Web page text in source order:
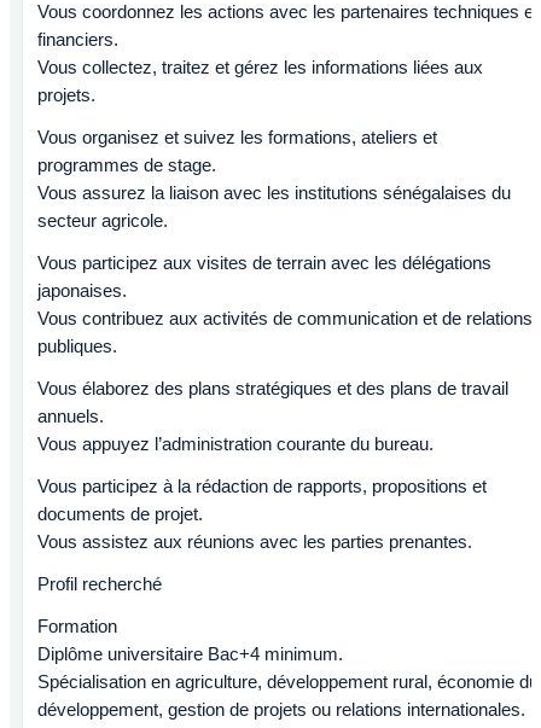
Vous coordonnez les actions avec les partenaires techniques et
financiers.
Vous collectez, traitez et gérez les informations liées aux
projets.
Vous organisez et suivez les formations, ateliers et
programmes de stage.
Vous assurez la liaison avec les institutions sénégalaises du
secteur agricole.
Vous participez aux visites de terrain avec les délégations
japonaises.
Vous contribuez aux activités de communication et de relations
publiques.
Vous élaborez des plans stratégiques et des plans de travail
annuels.
Vous appuyez l’administration courante du bureau.
Vous participez à la rédaction de rapports, propositions et
documents de projet.
Vous assistez aux réunions avec les parties prenantes.
Profil recherché
Formation
Diplôme universitaire Bac+4 minimum.
Spécialisation en agriculture, développement rural, économie du
développement, gestion de projets ou relations internationales.